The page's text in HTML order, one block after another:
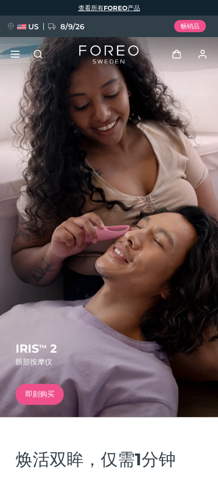
IRISTM 2
眼部按摩仪
即刻购买
焕活双眸，仅需1分钟
查看所有FOREO产品
US 8/9/26 畅销品
用户信息
我的设备
我的订单
我的地址
我的订阅
新品
FAQ™ Pure Beauty-Tech Elixir
BREAKING NEWS
issa™ Teeth Whitening Set
FAQ™ Dual LED Panel
特别优惠 畅销产品
红光疗法
语言
English Deutsch
Español
Français
Italiano
Português
Polski
Svenska
Русский
Türkçe
简体中文 繁體中文
发货国家
美国 预计送达日期 8/9/26
英国 预计送达日期 8/8/26
预计送达日期 8/8/26
预计送达日期 8/11/26
预计送达日期 8/8/26
德国 预计送达日期
加拿大 预计送达日期
奥地利 预计送达日期